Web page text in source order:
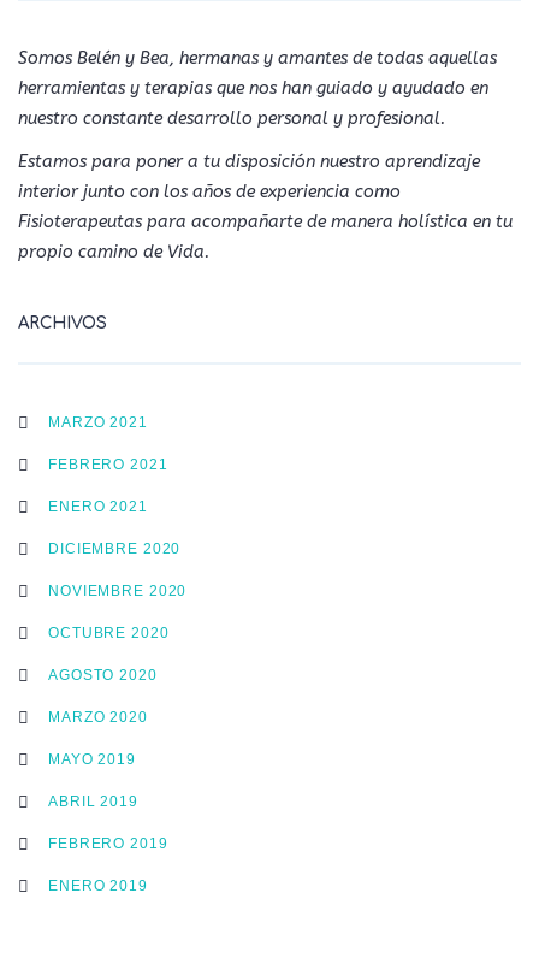
Somos Belén y Bea, hermanas y amantes de todas aquellas
herramientas y terapias que nos han guiado y ayudado en
nuestro constante desarrollo personal y profesional.
Estamos para poner a tu disposición nuestro aprendizaje
interior junto con los años de experiencia como
Fisioterapeutas para acompañarte de manera holística en tu
propio camino de Vida.
ARCHIVOS
MARZO 2021
FEBRERO 2021
ENERO 2021
DICIEMBRE 2020
NOVIEMBRE 2020
OCTUBRE 2020
AGOSTO 2020
MARZO 2020
MAYO 2019
ABRIL 2019
FEBRERO 2019
ENERO 2019